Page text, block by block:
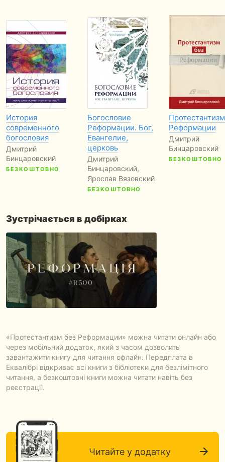
История
современного
богословия
Дмитрий
Бинцаровский
БЕЗКОШТОВНО
Богословие
Реформации. Бог,
Евангелие,
церковь
Дмитрий
Бинцаровский,
Ярослав Вязовский
БЕЗКОШТОВНО
Реформации
Дмитрий
Бинцаровский
БЕЗКОШТОВНО
Зустрічається в добірках
«Протестантизм без Реформации» можна читати онлайн або
через мобільний додаток, який з часом дозволить
завантажити книгу для читання офлайн. Передплата в
Еквалібрі відкриває всі книги з бібліотеки для безлімітного
читання, а безкоштовні книги можна читати навіть без
реєстрації.
Читайте у додатку